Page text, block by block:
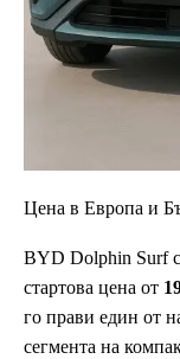
Цена в Европа и
BYD Dolphin Surf
стартова цена от
го прави един от
сегмента на